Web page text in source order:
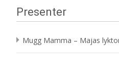
Presenter
Mugg Mamma – Majas